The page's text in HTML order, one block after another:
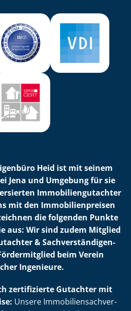
Heid ist mit seinem
Jena und Umgebung für sie
Im­mo­bi­li­en­gut­ach­ter
mit den Im­mo­bi­li­en­prei­sen
die folgenden Punkte
aus: Wir sind zudem Mitglied
& Sach­ver­stän­di­gen­
beim Verein
Ingenieure.
zertifizierte Gutachter mit
Unsere Im­mo­bi­li­en­sach­ver­